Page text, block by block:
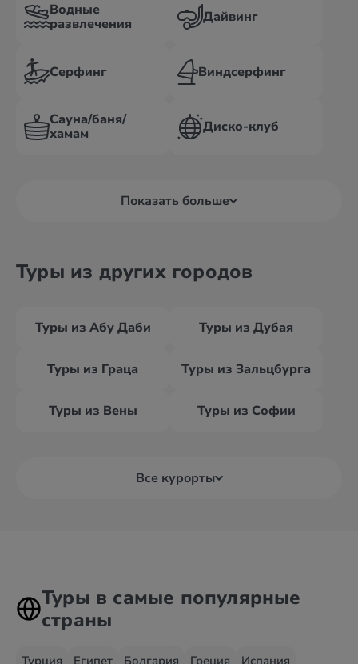
Водные
развлечения
Дайвинг
Серфинг Виндсерфинг
Сауна/баня/
хамам
Диско-клуб
Показать больше
Туры из других городов
Туры из Абу Даби Туры из Дубая
Туры из Граца Туры из Зальцбурга
Туры из Вены Туры из Софии
Все курорты
Туры в самые популярные
страны
Турция Египет Болгария Греция Испания